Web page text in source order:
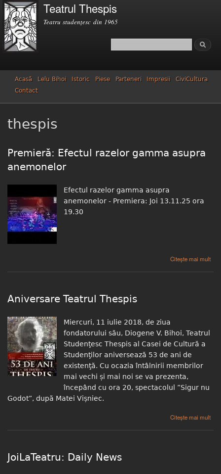
Mergi la
conţinutul
principal
Teatrul Thespis
Teatru studenţesc din 1965
Formular de căutare
Căutare
Acasă Lelu Bihoi Istoric Piese Parteneri Impresii
CiviCultura
Contact
thespis
Premieră: Efectul razelor gamma asupra
anemonelor
Efectul razelor gamma asupra
anemonelor - Premiera: Joi 13.11.25 ora
19.30
Citește mai mult
Aniversare Teatrul Thespis
Miercuri, 11 iulie 2018, de ziua
fondatorului său, Diogene V. Bihoi, Teatrul
Studenţesc Thespis al Casei de Cultură a
Studenţilor aniversează 53 de ani de
existenţă. Cu ocazia întâlnirii membrilor
mai vechi și mai noi se va prezenta,
începând cu ora 20, spectacolul ”Sigur nu
Godot”, după Matei Vișniec.
Citește mai mult
JoiLaTeatru: Daily News